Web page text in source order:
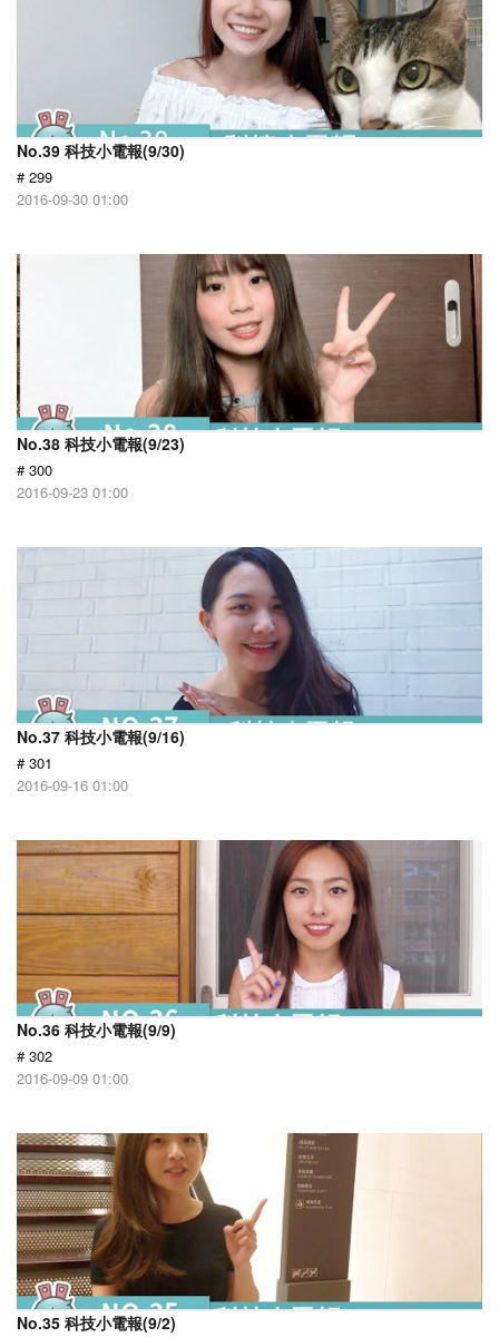
No.39 科技小電報(9/30)
# 299
2016-09-30 01:00
No.38 科技小電報(9/23)
# 300
2016-09-23 01:00
No.37 科技小電報(9/16)
# 301
2016-09-16 01:00
No.36 科技小電報(9/9)
# 302
2016-09-09 01:00
No.35 科技小電報(9/2)